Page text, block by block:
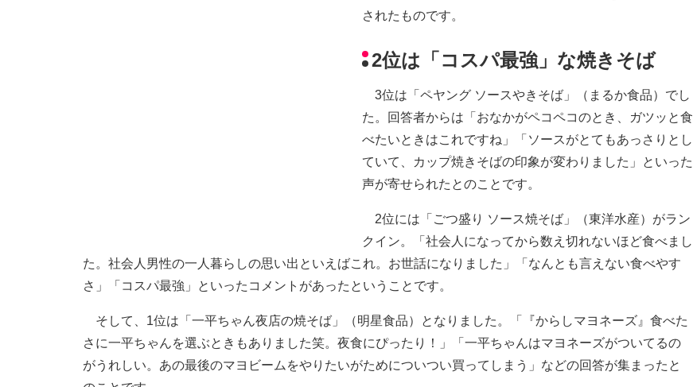
されたものです。
2位は「コスパ最強」な焼きそば
3位は「ペヤング ソースやきそば」（まるか食品）でし
た。回答者からは「おなかがペコペコのとき、ガツッと食
べたいときはこれですね」「ソースがとてもあっさりとし
ていて、カップ焼きそばの印象が変わりました」といった
声が寄せられたとのことです。
2位には「ごつ盛り ソース焼そば」（東洋水産）がラン
クイン。「社会人になってから数え切れないほど食べまし
た。社会人男性の一人暮らしの思い出といえばこれ。お世話になりました」「なんとも言えない食べやす
さ」「コスパ最強」といったコメントがあったということです。
そして、1位は「一平ちゃん夜店の焼そば」（明星食品）となりました。「『からしマヨネーズ』食べた
さに一平ちゃんを選ぶときもありました笑。夜食にぴったり！」「一平ちゃんはマヨネーズがついてるの
がうれしい。あの最後のマヨビームをやりたいがためについつい買ってしまう」などの回答が集まったと